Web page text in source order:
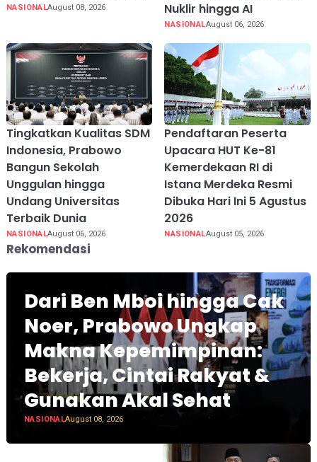
NASIONALAugust 08, 2026
Nuklir hingga AI
NASIONALAugust 06, 2026
Tingkatkan Kualitas SDM
Indonesia, Prabowo
Bangun Sekolah
Unggulan hingga
Undang Universitas
Terbaik Dunia
NASIONALAugust 06, 2026
Pendaftaran Peserta
Upacara HUT Ke-81
Kemerdekaan RI di
Istana Merdeka Resmi
Dibuka Hari Ini 5 Agustus
2026
NASIONALAugust 05, 2026
Rekomendasi
Dari Ben Mboi hingga Cak
Noer, Prabowo Ungkap
Makna Kepemimpinan:
Bekerja, Cintai Rakyat &
Gunakan Akal Sehat
NASIONALAugust 08, 2026